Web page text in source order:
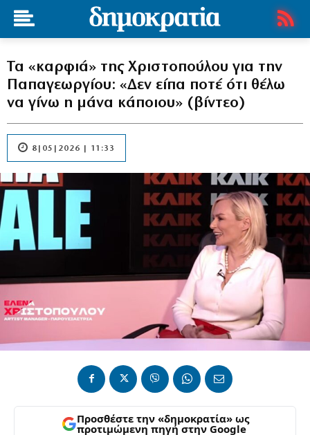
Τα «καρφιά» της Χριστοπούλου για την
Παπαγεωργίου: «Δεν είπα ποτέ ότι θέλω
να γίνω η μάνα κάποιου» (βίντεο)
8|05|2026 | 11:33
Προσθέστε την «δημοκρατία» ως
προτιμώμενη πηγή στην Google